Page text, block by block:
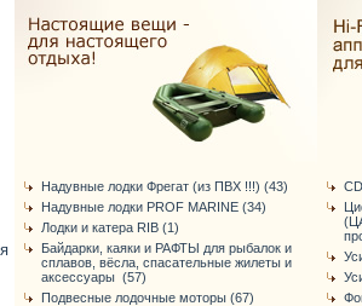
Надувные лодки Фрегат (из ПВХ !!!) (43)
Надувные лодки PROF MARINE (34)
Лодки и катера RIB (1)
Байдарки, каяки и РАФТЫ для рыбалок и
сплавов, вёсла, спасательные жилеты и
аксессуары (57)
Подвесные лодочные моторы (67)